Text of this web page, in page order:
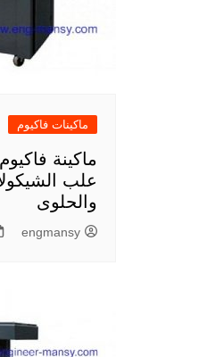
ماكينات فاكيوم
ماكينة
علب
والحلوى
engmansy